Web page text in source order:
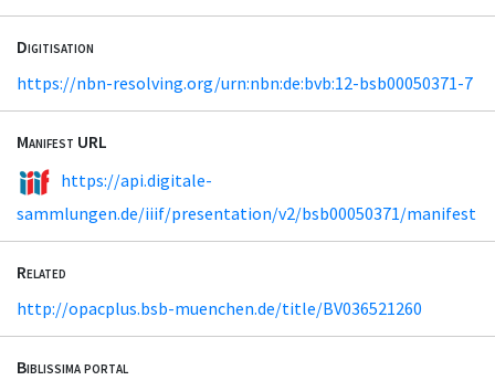
Digitisation
https://nbn-resolving.org/urn:nbn:de:bvb:12-bsb00050371-7
Manifest URL
https://api.digitale-
sammlungen.de/iiif/presentation/v2/bsb00050371/manifest
Related
http://opacplus.bsb-muenchen.de/title/BV036521260
Biblissima portal